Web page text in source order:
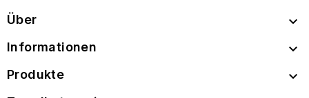
Über 
Informationen 
Produkte 